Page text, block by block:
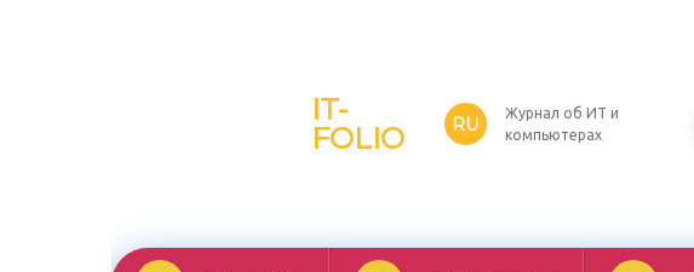
IT-
FOLIO
RU
Журнал об ИТ и
компьютерах